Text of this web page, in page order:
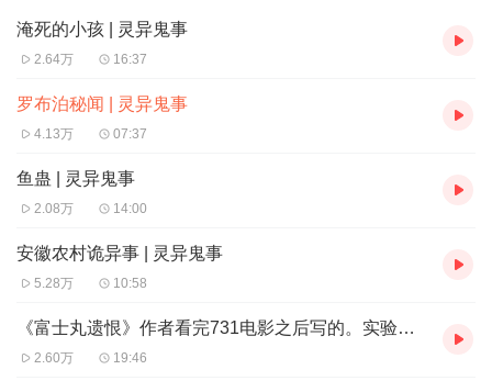
处
淹死的小孩 | 灵异鬼事
2.64万 16:37
罗布泊秘闻 | 灵异鬼事
4.13万 07:37
鱼蛊 | 灵异鬼事
2.08万 14:00
安徽农村诡异事 | 灵异鬼事
5.28万 10:58
《富士丸遗恨》作者看完731电影之后写的。实验品失败导致变异，看怪兽怎么手撕鬼子的
2.60万 19:46